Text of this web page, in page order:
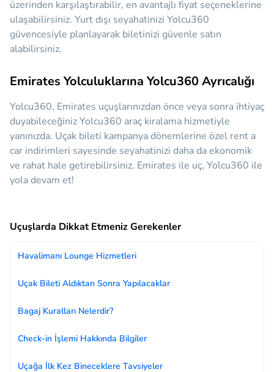
üzerinden karşılaştırabilir, en avantajlı fiyat seçeneklerine
ulaşabilirsiniz. Yurt dışı seyahatinizi Yolcu360
güvencesiyle planlayarak biletinizi güvenle satın
alabilirsiniz.
Emirates Yolculuklarına Yolcu360 Ayrıcalığı
Yolcu360, Emirates uçuşlarınızdan önce veya sonra ihtiyaç
duyabileceğinizYolcu360 araç kiralama hizmetiyle
yanınızda. Uçak bileti kampanya dönemlerine özel rent a
car indirimleri sayesinde seyahatinizi daha da ekonomik
ve rahat hale getirebilirsiniz. Emirates ile uç, Yolcu360 ile
yola devam et!
Uçuşlarda Dikkat Etmeniz Gerekenler
Havalimanı Lounge Hizmetleri
Uçak Bileti Aldıktan Sonra Yapılacaklar
Bagaj Kuralları Nelerdir?
Check-in İşlemi Hakkında Bilgiler
Uçağa İlk Kez Bineceklere Tavsiyeler